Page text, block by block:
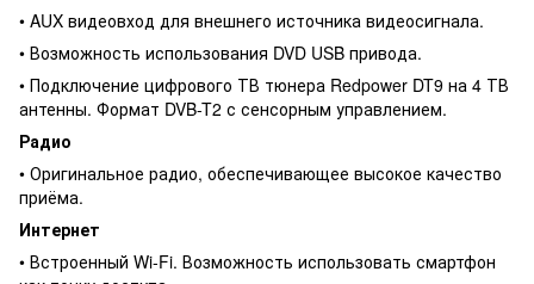
• AUX видеовход для внешнего источника видеосигнала.
• Возможность использования DVD USB привода.
• Подключение цифрового ТВ тюнера Redpower DT9 на 4 ТВ
антенны. Формат DVB-T2 с сенсорным управлением.
Радио
• Оригинальное радио, обеспечивающее высокое качество
приёма.
Интернет
• Встроенный Wi-Fi. Возможность использовать смартфон